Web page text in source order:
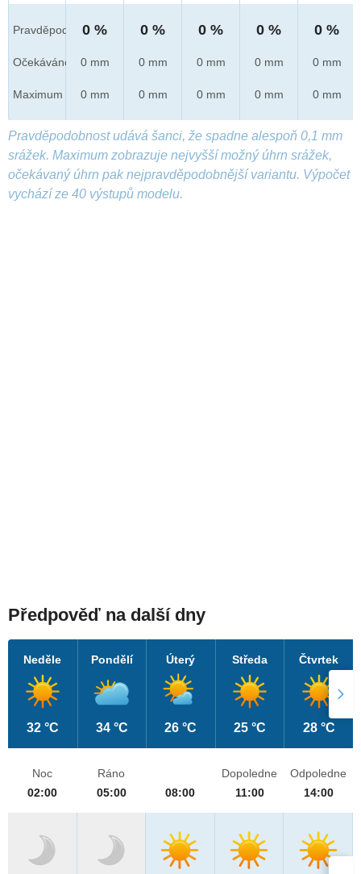
Pravděpod.
Očekáváno
Maximum
0 %
0 mm
0 mm
0 %
0 mm
0 mm
0 %
0 mm
0 mm
0 %
0 mm
0 mm
0 %
0 mm
0 mm
Pravděpodobnost udává šanci, že spadne alespoň 0,1 mm
srážek. Maximum zobrazuje nejvyšší možný úhrn srážek,
očekávaný úhrn pak nejpravděpodobnější variantu. Výpočet
vychází ze 40 výstupů modelu.
Předpověď na další dny
Neděle
32 °C
Pondělí
34 °C
Úterý
26 °C
Středa
25 °C
Čtvrtek
28 °C
Noc
02:00
Ráno
05:00
08:00
Dopoledne
11:00
Odpoledne
14:00